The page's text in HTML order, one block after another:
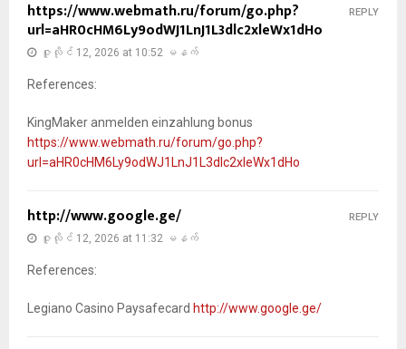
https://www.webmath.ru/forum/go.php?
url=aHR0cHM6Ly9odWJ1LnJ1L3dlc2xleWx1dHo
ဇူလိုင် 12, 2026 at 10:52 မနက်
References:
KingMaker anmelden einzahlung bonus
https://www.webmath.ru/forum/go.php?
url=aHR0cHM6Ly9odWJ1LnJ1L3dlc2xleWx1dHo
REPLY
http://www.google.ge/
ဇူလိုင် 12, 2026 at 11:32 မနက်
References:
Legiano Casino Paysafecard http://www.google.ge/
REPLY